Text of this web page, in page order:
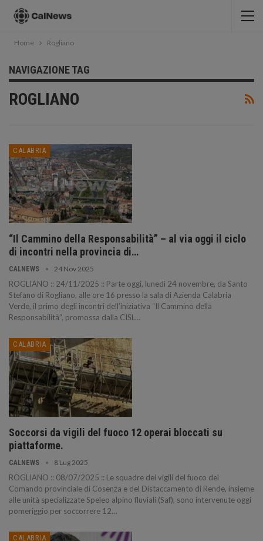
Home Rogliano
NAVIGAZIONE TAG
ROGLIANO
CALABRIA
“Il Cammino della Responsabilità” – al via oggi il ciclo
di incontri nella provincia di…
CALNEWS 24 Nov 2025
ROGLIANO :: 24/11/2025 :: Parte oggi, lunedì 24 novembre, da Santo
Stefano di Rogliano, alle ore 16 presso la sala di Azienda Calabria
Verde, il primo degli incontri dell’iniziativa “Il Cammino della
Responsabilità”, promossa dalla CISL…
CALABRIA
Soccorsi da vigili del fuoco 12 operai bloccati su
piattaforme.
CALNEWS 8 Lug 2025
ROGLIANO :: 08/07/2025 :: Le squadre dei vigili del fuoco del
Comando provinciale di Cosenza e del Distaccamento di Rende, insieme
alle unità specializzate Speleo alpino fluviali (Saf), sono intervenute oggi
pomeriggio per soccorrere 12…
CALABRIA